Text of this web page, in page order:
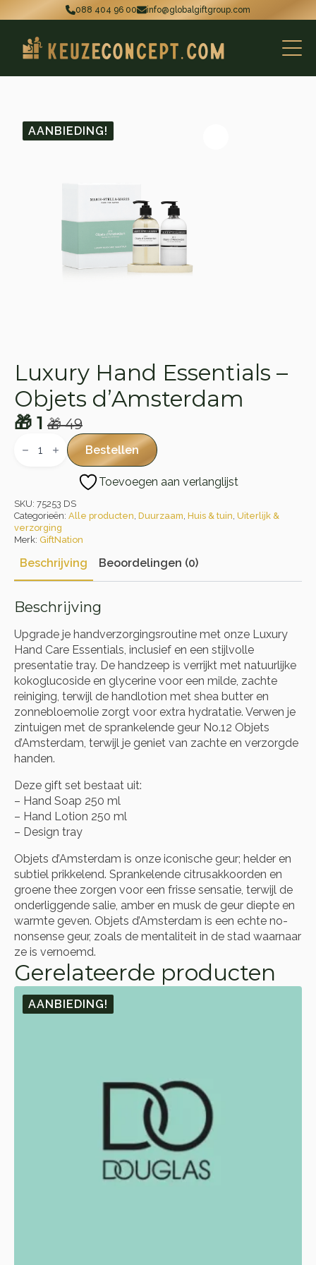
088 404 96 00 info@globalgiftgroup.com
AANBIEDING!
Luxury Hand Essentials –
Objets d’Amsterdam
🎁49
Oorspronkelijke
prijs
🎁 49.
🎁 1
Huidige
prijs
🎁 1.
Hand
aantal
Bestellen
Toevoegen aan verlanglijst
SKU: 75253 DS
Categorieën: Alle producten, Duurzaam, Huis & tuin, Uiterlijk &
verzorging
Merk: GiftNation
Beschrijving Beoordelingen (0)
Beschrijving
Upgrade je handverzorgingsroutine met onze Luxury
Hand Care Essentials, inclusief en een stijlvolle
presentatie tray. De handzeep is verrijkt met natuurlijke
kokoglucoside en glycerine voor een milde, zachte
reiniging, terwijl de handlotion met shea butter en
zonnebloemolie zorgt voor extra hydratatie. Verwen je
zintuigen met de sprankelende geur No.12 Objets
d’Amsterdam, terwijl je geniet van zachte en verzorgde
handen.
Deze gift set bestaat uit:
– Hand Soap 250 ml
– Hand Lotion 250 ml
– Design tray
Objets d’Amsterdam is onze iconische geur; helder en
subtiel prikkelend. Sprankelende citrusakkoorden en
groene thee zorgen voor een frisse sensatie, terwijl de
onderliggende salie, amber en musk de geur diepte en
warmte geven. Objets d’Amsterdam is een echte no-
nonsense geur, zoals de mentaliteit in de stad waarnaar
ze is vernoemd.
Gerelateerde producten
AANBIEDING!